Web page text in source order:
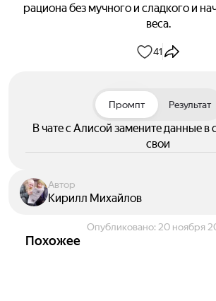
рациона без мучного и сладкого и
веса.
41
Промпт Результат
В чате с Алисой замените данные в
свои
Автор
Кирилл Михайлов
Опубликовано: 20 ноября
Похожее